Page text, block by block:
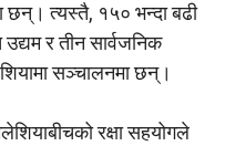
छन्। त्यस्तै, १५० भन्दा बढी
र तीन सार्वजनिक
सञ्चालनमा छन्।
रक्षा सहयोगले